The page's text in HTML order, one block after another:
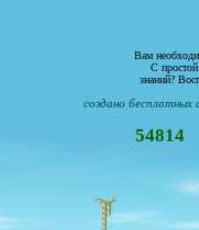
Вам
С
знаний?
создано бесплатных
54814